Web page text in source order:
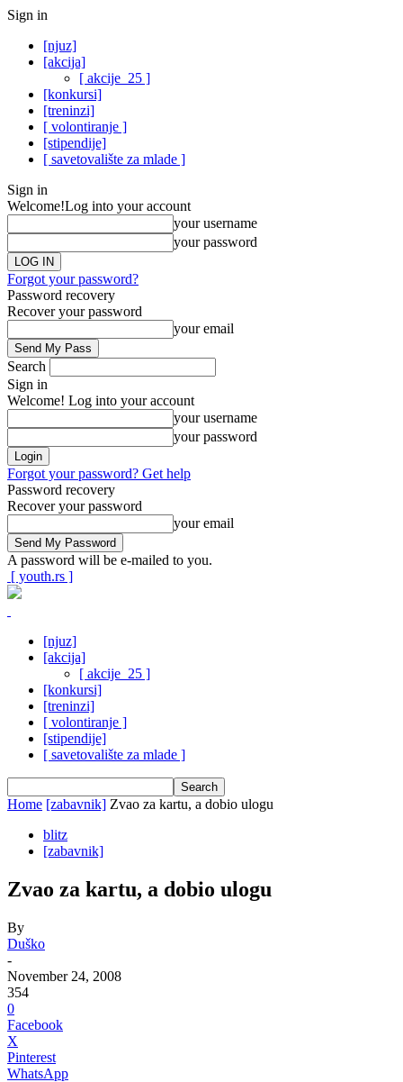
Sign in
[njuz]
[akcija]
[ akcije_25 ]
[konkursi]
[treninzi]
[ volontiranje ]
[stipendije]
[ savetovalište za mlade ]
Sign in
Welcome!Log into your account
your username
your password
Forgot your password?
Password recovery
Recover your password
your email
Search
Sign in
Welcome! Log into your account
your username
your password
Forgot your password? Get help
Password recovery
Recover your password
your email
A password will be e-mailed to you.
[ youth.rs ]
[njuz]
[akcija]
[ akcije_25 ]
[konkursi]
[treninzi]
[ volontiranje ]
[stipendije]
[ savetovalište za mlade ]
Home [zabavnik] Zvao za kartu, a dobio ulogu
blitz
[zabavnik]
Zvao za kartu, a dobio ulogu
By
Duško
-
November 24, 2008
354
0
Facebook
X
Pinterest
WhatsApp